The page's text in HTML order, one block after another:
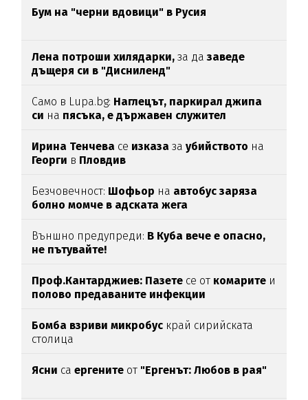
Бум на "черни вдовици" в Русия
Лена потроши хилядарки,за да заведе
дъщеря си в "Дисниленд"
Само в Lupa.bg: Наглецът, паркирал джипа
си на пясъка, е държавен служител
Ирина Тенчева се изказазаубийството на
Георги в Пловдив
Безчовечност: Шофьор на автобус заряза
болно момче в адската жега
Външно предупреди: В Куба вече е опасно,
не пътувайте!
Проф.Кантарджиев: Пазете се от комарите и
полово предаваните инфекции
Бомба взриви микробус край сирийската
столица
Ясни са ергените от "Ергенът: Любов в рая"